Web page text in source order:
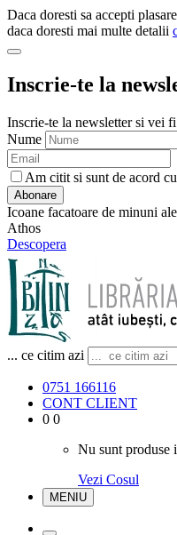
Daca doresti sa accepti
daca doresti mai multe detalii
Inscrie-te la
Inscrie-te la newsletter si vei
Nume
Am citit si sunt de acord cu
Abonare
Icoane facatoare de minuni
Athos
Descopera
... ce citim azi
0751 166116
CONT CLIENT
0 0
Nu sunt produse
Vezi Cosul
MENIU